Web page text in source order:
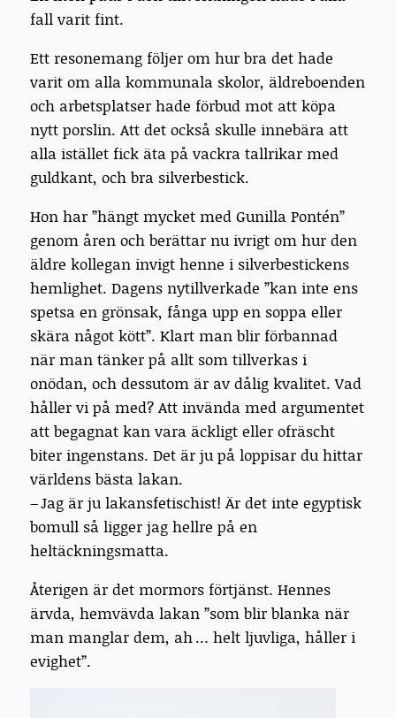
fall varit fint.
Ett resonemang följer om hur bra det hade
varit om alla kommunala skolor, äldreboenden
och arbetsplatser hade förbud mot att köpa
nytt porslin. Att det också skulle innebära att
alla istället fick äta på vackra tallrikar med
guldkant, och bra silverbestick.
Hon har ”hängt mycket med Gunilla Pontén”
genom åren och berättar nu ivrigt om hur den
äldre kollegan invigt henne i silverbestickens
hemlighet. Dagens nytillverkade ”kan inte ens
spetsa en grönsak, fånga upp en soppa eller
skära något kött”. Klart man blir förbannad
när man tänker på allt som tillverkas i
onödan, och dessutom är av dålig kvalitet. Vad
håller vi på med? Att invända med argumentet
att begagnat kan vara äckligt eller ofräscht
biter ingenstans. Det är ju på loppisar du hittar
världens bästa lakan.
– Jag är ju lakansfetischist! Är det inte egyptisk
bomull så ligger jag hellre på en
heltäckningsmatta.
Återigen är det mormors förtjänst. Hennes
ärvda, hemvävda lakan ”som blir blanka när
man manglar dem, ah … helt ljuvliga, håller i
evighet”.